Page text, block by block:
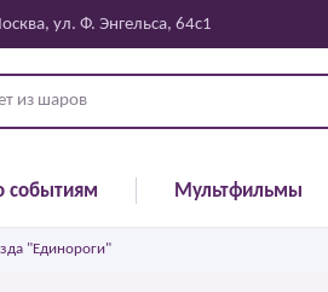
ул. Ф. Энгельса, 64с1
событиям Мультфильмы
"Единороги"